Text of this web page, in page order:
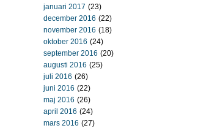
januari 2017 (23)
december 2016 (22)
november 2016 (18)
oktober 2016 (24)
september 2016 (20)
augusti 2016 (25)
juli 2016 (26)
juni 2016 (22)
maj 2016 (26)
april 2016 (24)
mars 2016 (27)